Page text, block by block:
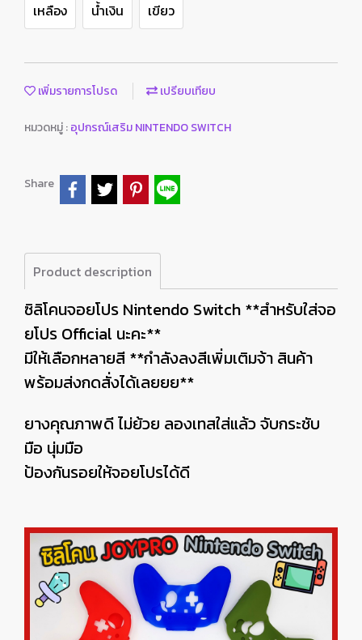
เหลือง น้ำเงิน เขียว
เพิ่มรายการโปรด เปรียบเทียบ
หมวดหมู่ :อุปกรณ์เสริม NINTENDO SWITCH
Share
Product description
ซิลิโคนจอยโปร Nintendo Switch **สำหรับใส่จอ
ยโปร Official นะคะ**
มีให้เลือกหลายสี **กำลังลงสีเพิ่มเติมจ้า สินค้า
พร้อมส่งกดสั่งได้เลยยย**
ยางคุณภาพดี ไม่ย้วย ลองเทสใส่แล้ว จับกระชับ
มือ นุ่มมือ
ป้องกันรอยให้จอยโปรได้ดี